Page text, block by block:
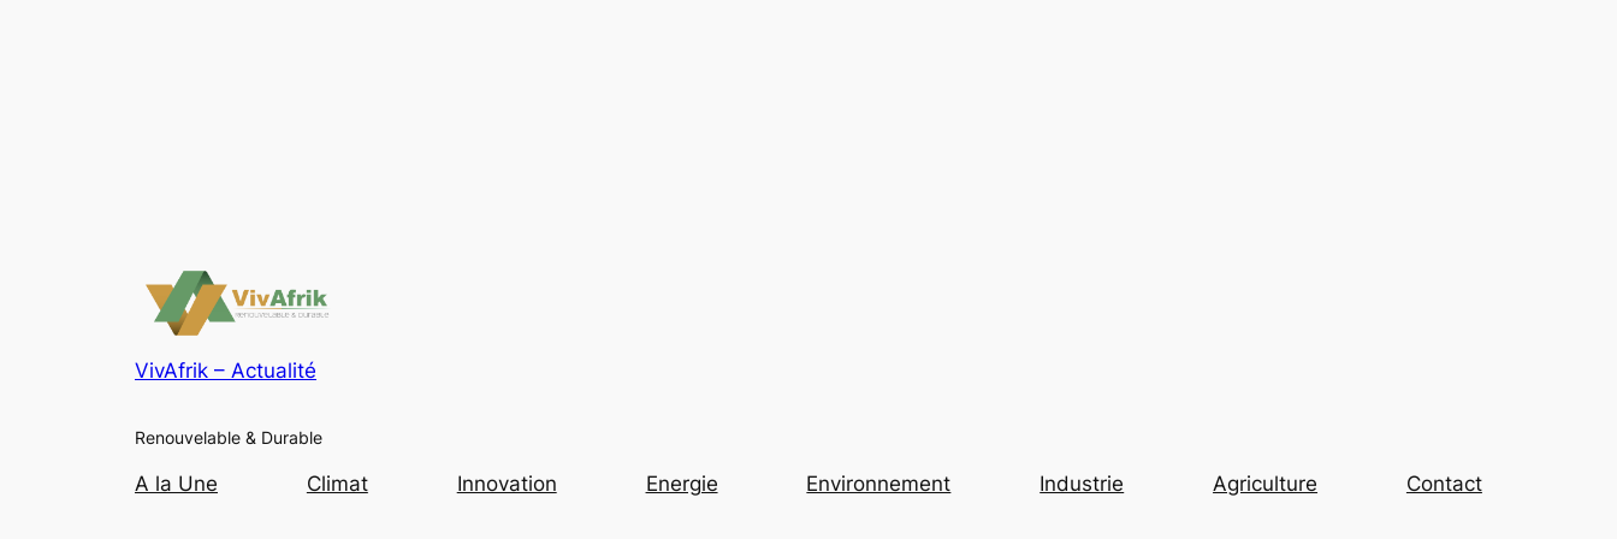
VivAfrik – Actualité
Renouvelable & Durable
A la Une Climat Innovation Energie Environnement Industrie Agriculture Contact